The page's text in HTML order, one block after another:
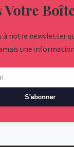
Votre
à notre newsletter
une
S'abonner